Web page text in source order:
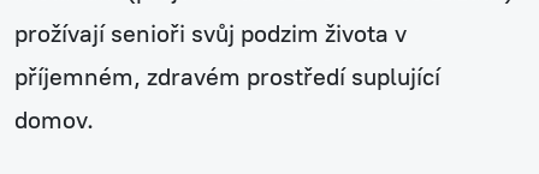
prožívají senioři svůj podzim života v
příjemném, zdravém prostředí suplující
domov.